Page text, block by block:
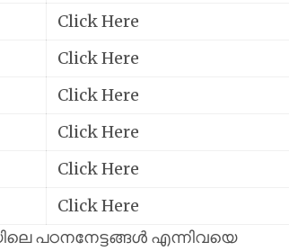
Click Here
Click Here
Click Here
Click Here
Click Here
Click Here
പഠനനേട്ടങ്ങൾ എന്നിവയെ